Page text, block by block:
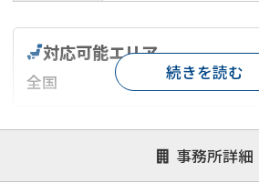
事務所詳細
対応可能エリア
全国
対応が親身 オンライン面談可能
1億円以上の買取可
続きを読む